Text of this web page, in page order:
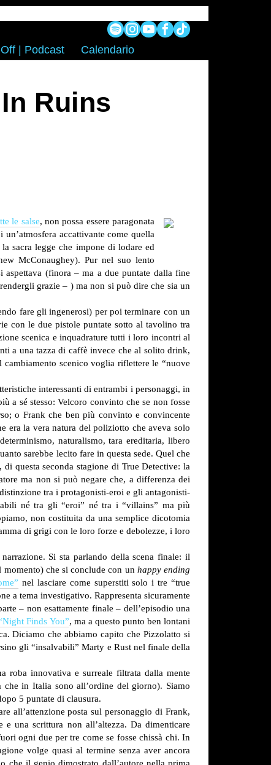
| Podcast Calendario
Ruins
le salse, non possa essere paragonata
accattivante come quella
sacra legge che impone di lodare ed
McConaughey). Pur nel suo lento
aspettava (finora – ma a due puntate dalla fine
grazie – ) ma non si può dire che sia un
fare gli ingenerosi) per poi terminare con un
con le due pistole puntate sotto al tavolino tra
scenica e inquadrature tutti i loro incontri al
a una tazza di caffè invece che al solito drink,
scenico voglia riflettere le “nuove
interessanti di entrambi i personaggi, in
a sé stesso: Velcoro convinto che se non fosse
o Frank che ben più convinto e convincente
era la vera natura del poliziotto che aveva solo
naturalismo, tara ereditaria, libero
sarebbe lecito fare in questa sede. Quel che
questa seconda stagione di True Detective: la
ma non si può negare che, a differenza dei
tra i protagonisti-eroi e gli antagonisti-
né tra gli “eroi” né tra i “villains” ma più
non costituita da una semplice dicotomia
di grigi con le loro forze e debolezze, i loro
Si sta parlando della scena finale: il
che si conclude con un happy ending
nel lasciare come superstiti solo i tre “true
a tema investigativo. Rappresenta sicuramente
– non esattamente finale – dell’episodio una
Finds You”, ma a questo punto ben lontani
Diciamo che abbiamo capito che Pizzolatto si
gli “insalvabili” Marty e Rust nel finale della
roba innovativa e surreale filtrata dalla mente
in Italia sono all’ordine del giorno). Siamo
5 puntate di clausura.
all’attenzione posta sul personaggio di Frank,
una scrittura non all’altezza. Da dimenticare
ogni due per tre come se fosse chissà chi. In
volge quasi al termine senza aver ancora